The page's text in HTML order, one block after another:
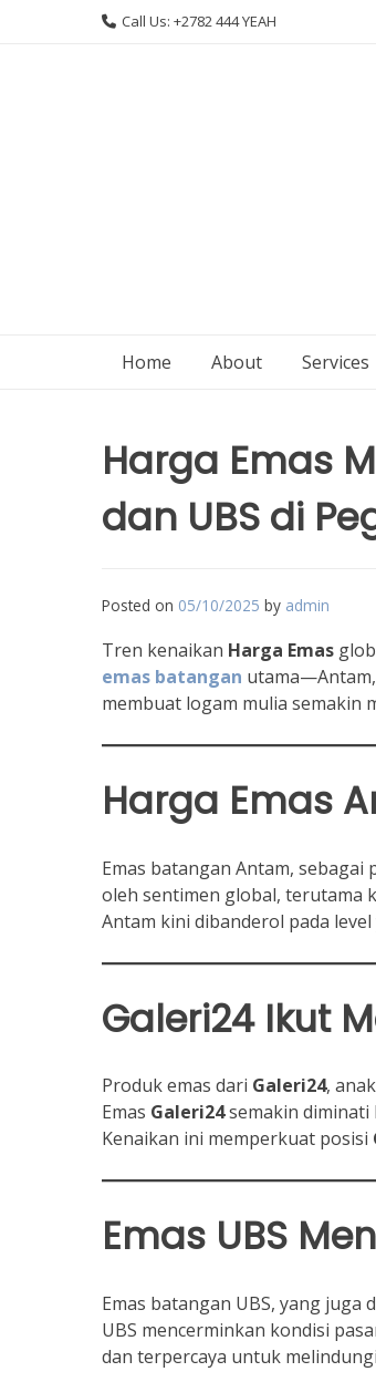
Call Us: +2782 444 YEAH
Home About Services
Harga Emas
dan UBS di
Posted on 05/10/2025 by admin
Tren kenaikan Harga Emas
emas batangan utama—Antam,
membuat logam mulia semakin
Harga Emas
Emas batangan Antam,
oleh sentimen global, terutama
Antam kini dibanderol pada
Galeri24Ikut
Produk emas dari Galeri24,
Emas Galeri24semakin diminati
Kenaikan ini memperkuat posisi
Emas UBS
Emas batangan UBS, yang
UBS mencerminkan kondisi
dan terpercaya untuk